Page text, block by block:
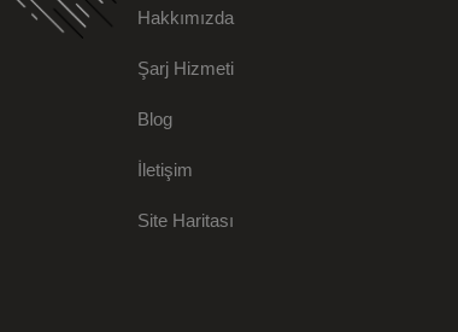
Hakkımızda
Şarj Hizmeti
Blog
İletişim
Site Haritası